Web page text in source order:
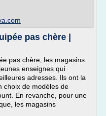
pas chère |
pas chère, les magasins
enseignes qui
adresses. Ils ont la
choix de modèles de
En revanche, pour une
les magasins